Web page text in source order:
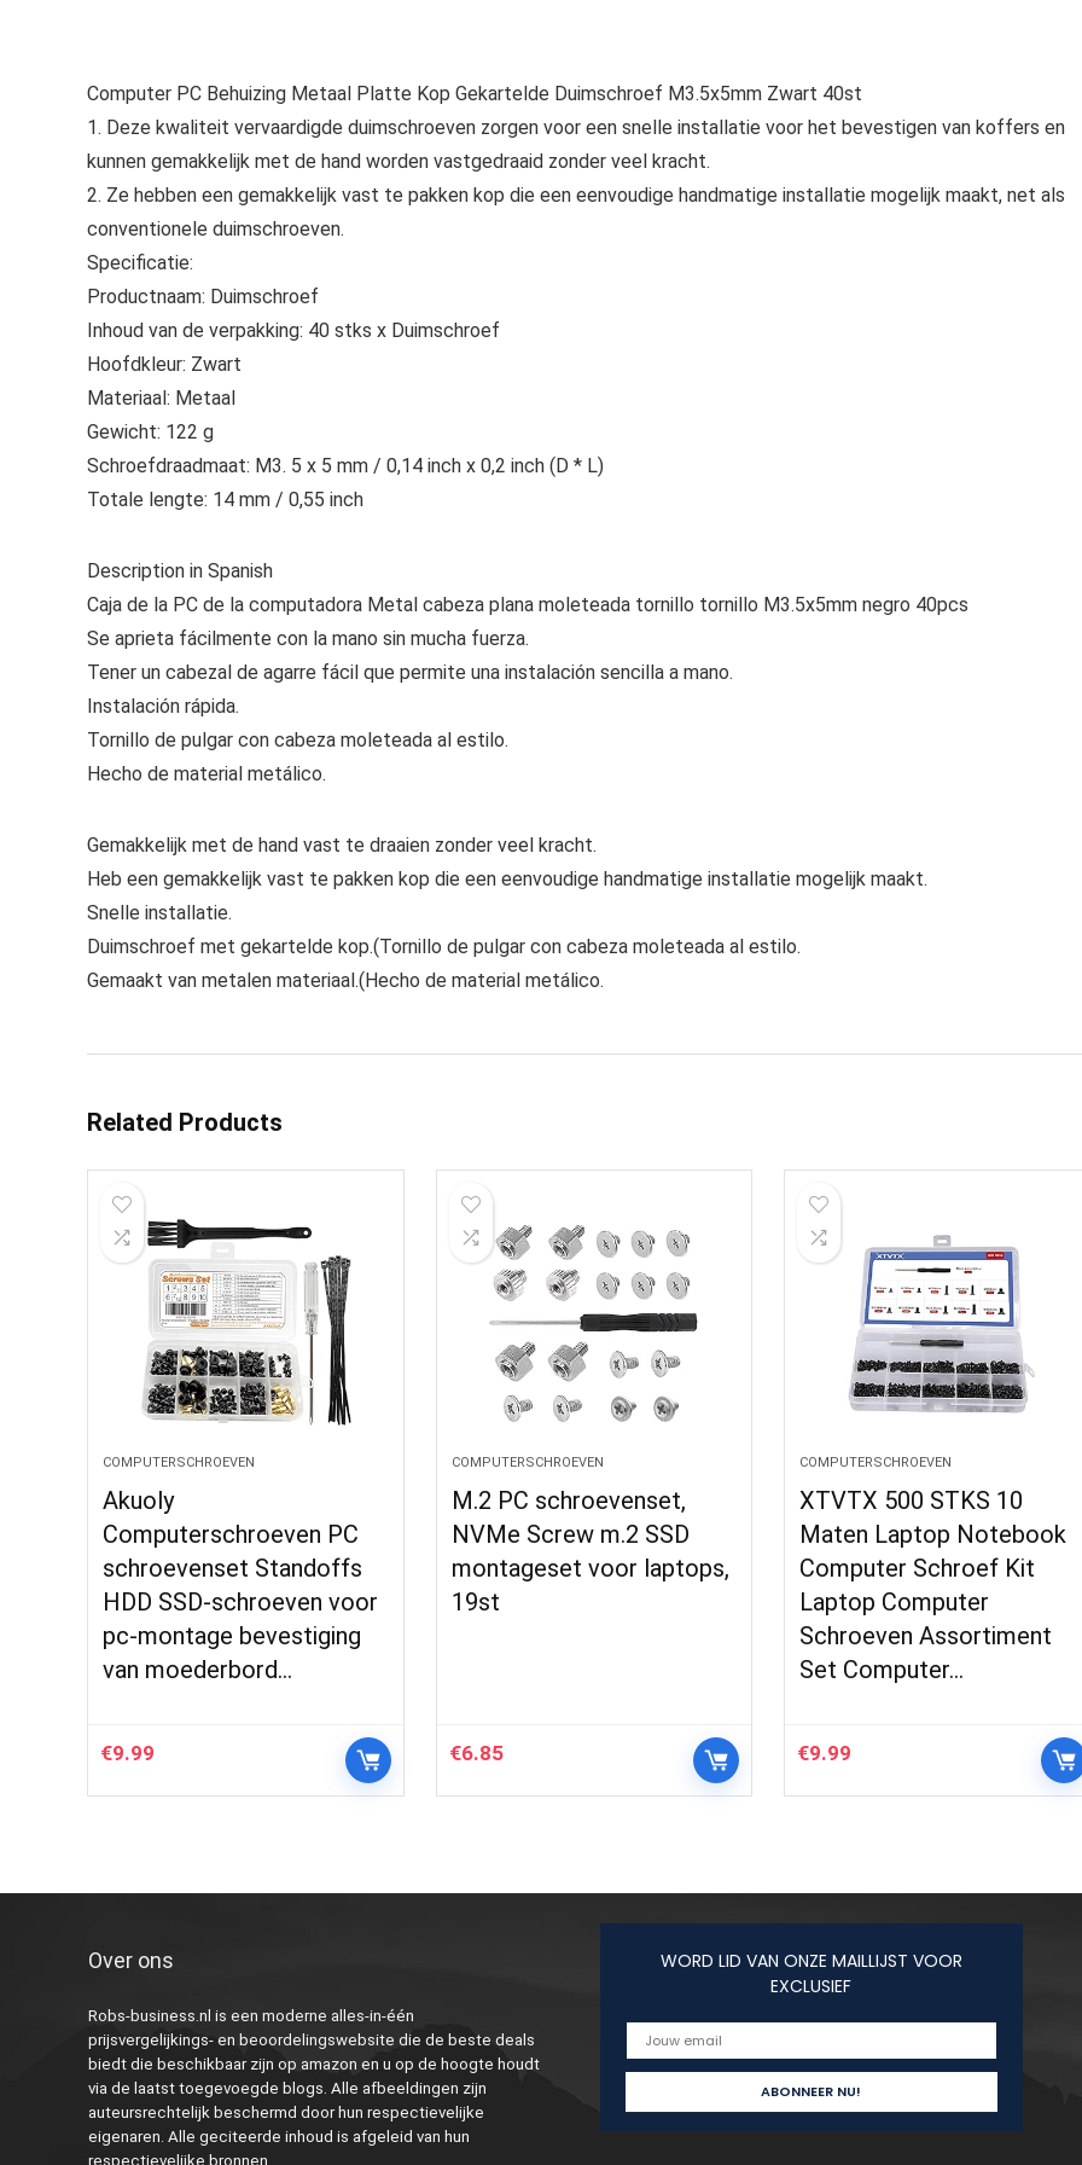
Computer PC Behuizing Metaal Platte Kop Gekartelde Duimschroef M3.5x5mm Zwart 40st
1. Deze kwaliteit vervaardigde duimschroeven zorgen voor een snelle installatie voor het bevestigen van koffers en
kunnen gemakkelijk met de hand worden vastgedraaid zonder veel kracht.
2. Ze hebben een gemakkelijk vast te pakken kop die een eenvoudige handmatige installatie mogelijk maakt, net als
conventionele duimschroeven.
Specificatie:
Productnaam: Duimschroef
Inhoud van de verpakking: 40 stks x Duimschroef
Hoofdkleur: Zwart
Materiaal: Metaal
Gewicht: 122 g
Schroefdraadmaat: M3. 5 x 5 mm / 0,14 inch x 0,2 inch (D * L)
Totale lengte: 14 mm / 0,55 inch
Description in Spanish
Caja de la PC de la computadora Metal cabeza plana moleteada tornillo tornillo M3.5x5mm negro 40pcs
Se aprieta fácilmente con la mano sin mucha fuerza.
Tener un cabezal de agarre fácil que permite una instalación sencilla a mano.
Instalación rápida.
Tornillo de pulgar con cabeza moleteada al estilo.
Hecho de material metálico.
Gemakkelijk met de hand vast te draaien zonder veel kracht.
Heb een gemakkelijk vast te pakken kop die een eenvoudige handmatige installatie mogelijk maakt.
Snelle installatie.
Duimschroef met gekartelde kop.(Tornillo de pulgar con cabeza moleteada al estilo.
Gemaakt van metalen materiaal.(Hecho de material metálico.
Related Products
COMPUTERSCHROEVEN
Akuoly
Computerschroeven PC
schroevenset Standoffs
HDD SSD-schroeven voor
pc-montage bevestiging
van moederbord…
€9.99
COMPUTERSCHROEVEN
M.2 PC schroevenset,
NVMe Screw m.2 SSD
montageset voor laptops,
19st
€6.85
COMPUTERSCHROEVEN
XTVTX 500 STKS 10
Maten Laptop Notebook
Computer Schroef Kit
Laptop Computer
Schroeven Assortiment
Set Computer…
€9.99
Over ons
Robs-business.nl is een moderne alles-in-één
prijsvergelijkings- en beoordelingswebsite die de beste deals
biedt die beschikbaar zijn op amazon en u op de hoogte houdt
via de laatst toegevoegde blogs. Alle afbeeldingen zijn
auteursrechtelijk beschermd door hun respectievelijke
eigenaren. Alle geciteerde inhoud is afgeleid van hun
respectievelijke bronnen.
WORD LID VAN ONZE MAILLIJST VOOR
EXCLUSIEF